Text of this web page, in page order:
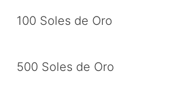
100 Soles de Oro
500 Soles de Oro